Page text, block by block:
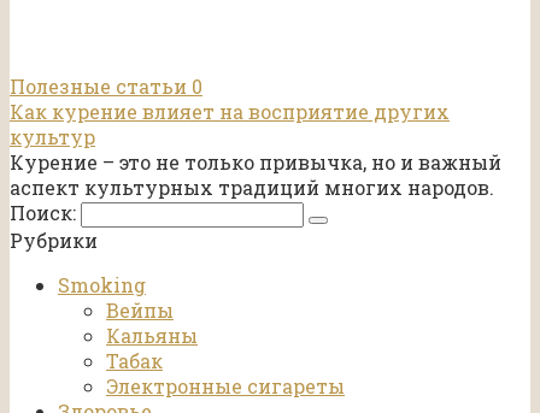
Полезные статьи 0
Как курение влияет на восприятие других
культур
Курение – это не только привычка, но и важный
аспект культурных традиций многих народов.
Поиск:
Рубрики
Smoking
Вейпы
Кальяны
Табак
Электронные сигареты
Здоровье